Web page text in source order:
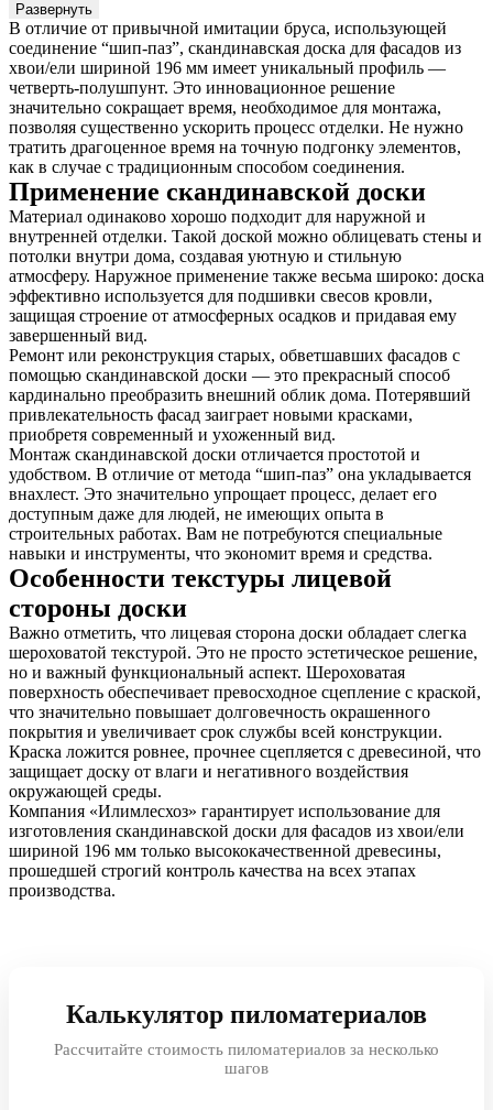
Развернуть
В отличие от привычной имитации бруса, использующей
соединение “шип-паз”, скандинавская доска для фасадов из
хвои/ели шириной 196 мм имеет уникальный профиль —
четверть-полушпунт. Это инновационное решение
значительно сокращает время, необходимое для монтажа,
позволяя существенно ускорить процесс отделки. Не нужно
тратить драгоценное время на точную подгонку элементов,
как в случае с традиционным способом соединения.
Применение скандинавской доски
Материал одинаково хорошо подходит для наружной и
внутренней отделки. Такой доской можно облицевать стены и
потолки внутри дома, создавая уютную и стильную
атмосферу. Наружное применение также весьма широко: доска
эффективно используется для подшивки свесов кровли,
защищая строение от атмосферных осадков и придавая ему
завершенный вид.
Ремонт или реконструкция старых, обветшавших фасадов с
помощью скандинавской доски — это прекрасный способ
кардинально преобразить внешний облик дома. Потерявший
привлекательность фасад заиграет новыми красками,
приобретя современный и ухоженный вид.
Монтаж скандинавской доски отличается простотой и
удобством. В отличие от метода “шип-паз” она укладывается
внахлест. Это значительно упрощает процесс, делает его
доступным даже для людей, не имеющих опыта в
строительных работах. Вам не потребуются специальные
навыки и инструменты, что экономит время и средства.
Особенности текстуры лицевой
стороны доски
Важно отметить, что лицевая сторона доски обладает слегка
шероховатой текстурой. Это не просто эстетическое решение,
но и важный функциональный аспект. Шероховатая
поверхность обеспечивает превосходное сцепление с краской,
что значительно повышает долговечность окрашенного
покрытия и увеличивает срок службы всей конструкции.
Краска ложится ровнее, прочнее сцепляется с древесиной, что
защищает доску от влаги и негативного воздействия
окружающей среды.
Компания «Илимлесхоз» гарантирует использование для
изготовления скандинавской доски для фасадов из хвои/ели
шириной 196 мм только высококачественной древесины,
прошедшей строгий контроль качества на всех этапах
производства.
Калькулятор пиломатериалов
Рассчитайте стоимость пиломатериалов за несколько
шагов